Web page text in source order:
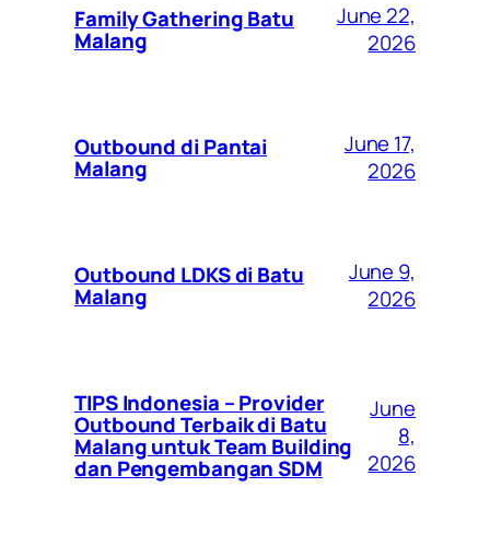
Family Gathering Batu
Malang
June 22,
2026
Outbound di Pantai
Malang
June 17,
2026
Outbound LDKS di Batu
Malang
June 9,
2026
TIPS Indonesia – Provider
Outbound Terbaik di Batu
Malang untuk Team Building
dan Pengembangan SDM
June
8,
2026